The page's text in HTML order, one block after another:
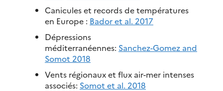
Canicules et records de températures
en Europe : Bador et al. 2017
Dépressions
méditerranéennes: Sanchez-Gomez and
Somot 2018
Vents régionaux et flux air-mer intenses
associés: Somot et al. 2018